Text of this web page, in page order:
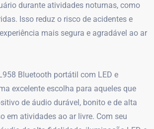
durante atividades noturnas, como
Isso reduz o risco de acidentes e
mais segura e agradável ao ar
Bluetooth portátil com LED e
excelente escolha para aqueles que
de áudio durável, bonito e de alta
em atividades ao ar livre. Com seu